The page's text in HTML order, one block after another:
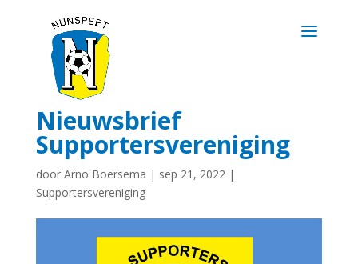
Nieuwsbrief
Supportersvereniging
door Arno Boersema | sep 21, 2022|
Supportersvereniging